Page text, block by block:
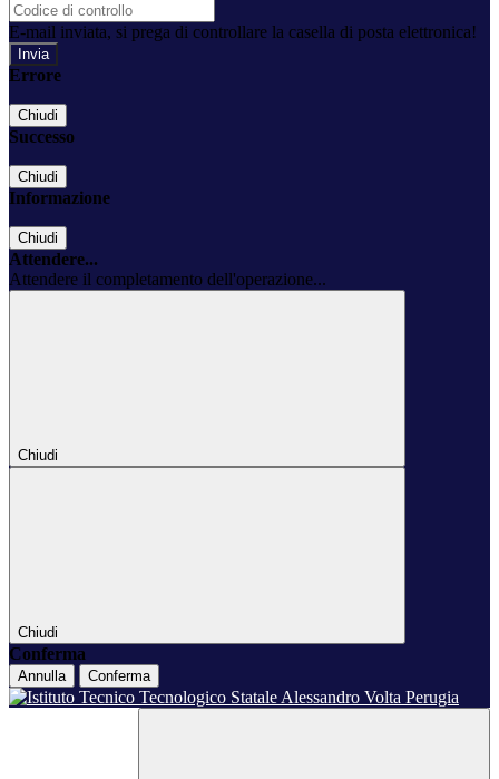
E-mail inviata, si prega di controllare la casella di posta elettronica!
Errore
Chiudi
Successo
Chiudi
Informazione
Chiudi
Attendere...
Attendere il completamento dell'operazione...
Chiudi
Chiudi
Conferma
Annulla Conferma